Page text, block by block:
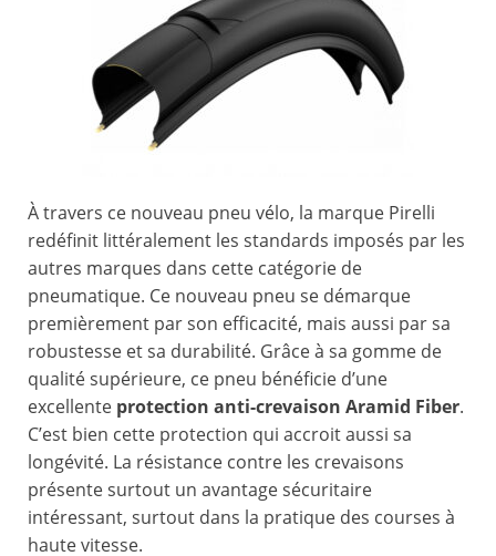
À travers ce nouveau pneu vélo, la marque Pirelli
redéfinit littéralement les standards imposés par les
autres marques dans cette catégorie de
pneumatique. Ce nouveau pneu se démarque
premièrement par son efficacité, mais aussi par sa
robustesse et sa durabilité. Grâce à sa gomme de
qualité supérieure, ce pneu bénéficie d’une
excellente protection anti-crevaison Aramid Fiber.
C’est bien cette protection qui accroit aussi sa
longévité. La résistance contre les crevaisons
présente surtout un avantage sécuritaire
intéressant, surtout dans la pratique des courses à
haute vitesse.